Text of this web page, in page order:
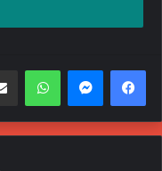
الجنائية بما يتماشى مع
في الجامعة العربية
سيادة القانون والتنمية
وتابعت: “من بينها مكافحة